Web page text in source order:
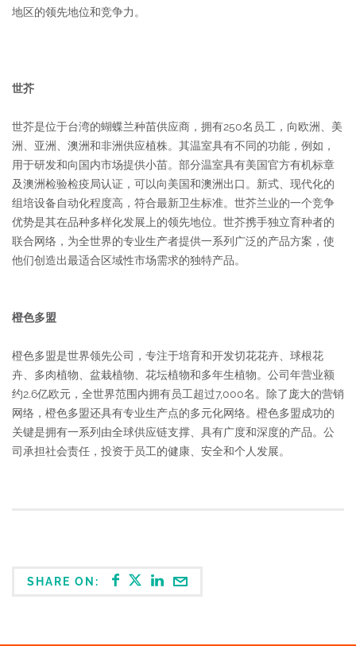
地区的领先地位和竞争力。
世芥
世芥是位于台湾的蝴蝶兰种苗供应商，拥有250名员工，向欧洲、美
洲、亚洲、澳洲和非洲供应植株。其温室具有不同的功能，例如，
用于研发和向国内市场提供小苗。部分温室具有美国官方有机标章
及澳洲检验检疫局认证，可以向美国和澳洲出口。新式、现代化的
组培设备自动化程度高，符合最新卫生标准。世芥兰业的一个竞争
优势是其在品种多样化发展上的领先地位。世芥携手独立育种者的
联合网络，为全世界的专业生产者提供一系列广泛的产品方案，使
他们创造出最适合区域性市场需求的独特产品。
橙色多盟
橙色多盟是世界领先公司，专注于培育和开发切花花卉、球根花
卉、多肉植物、盆栽植物、花坛植物和多年生植物。公司年营业额
约2.6亿欧元，全世界范围内拥有员工超过7,000名。除了庞大的营销
网络，橙色多盟还具有专业生产点的多元化网络。橙色多盟成功的
关键是拥有一系列由全球供应链支撑、具有广度和深度的产品。公
司承担社会责任，投资于员工的健康、安全和个人发展。
SHARE ON: